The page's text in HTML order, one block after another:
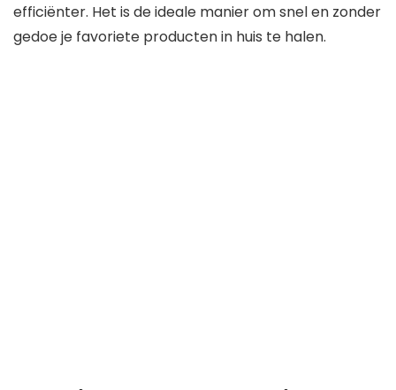
efficiënter. Het is de ideale manier om snel en zonder
gedoe je favoriete producten in huis te halen.